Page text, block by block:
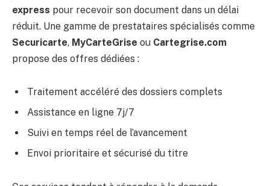
express pour recevoir son document dans un délai
réduit. Une gamme de prestataires spécialisés comme
Securicarte, MyCarteGrise ou Cartegrise.com
propose des offres dédiées :
Traitement accéléré des dossiers complets
Assistance en ligne 7j/7
Suivi en temps réel de l’avancement
Envoi prioritaire et sécurisé du titre